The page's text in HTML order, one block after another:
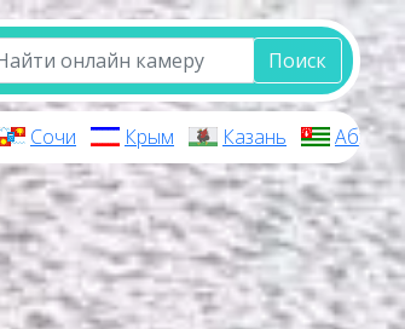
Поиск
Сочи Крым Казань